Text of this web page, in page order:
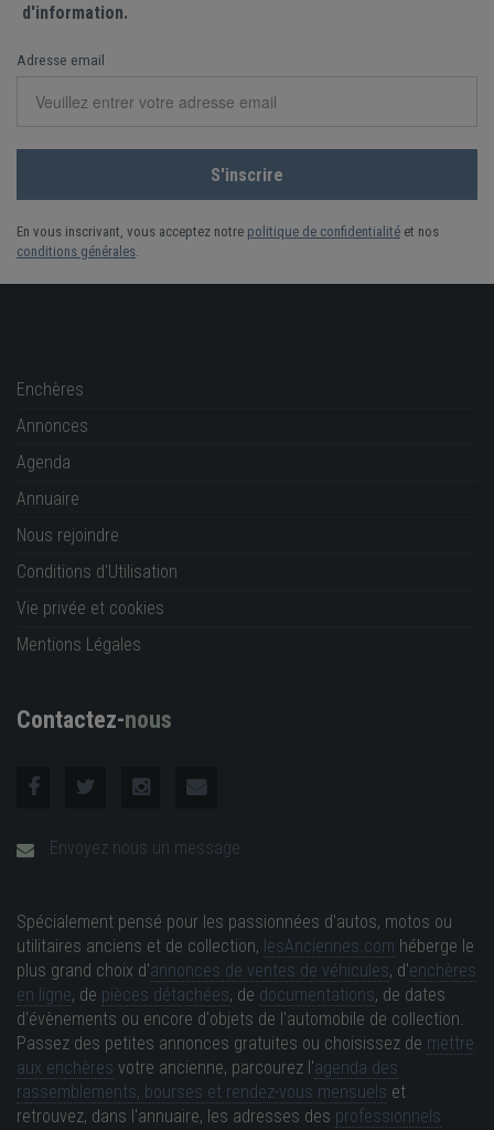
d'information.
Adresse email
En vous inscrivant, vous acceptez notre politique de confidentialité et nos
conditions générales
Enchères
Annonces
Agenda
Annuaire
Nous rejoindre
Conditions d'Utilisation
Vie privée et cookies
Mentions Légales
Contactez-nous
Envoyez nous un message
Spécialement pensé pour les passionnées d'autos, motos ou
utilitaires anciens et de collection, lesAnciennes.com héberge le
plus grand choix d'annonces de ventes de véhicules, d'enchères
en ligne, de pièces détachées, de documentations, de dates
d'évènements ou encore d'objets de l'automobile de collection.
Passez des petites annonces gratuites ou choisissez de mettre
aux enchères votre ancienne, parcourez l'agenda des
rassemblements, bourses et rendez-vous mensuels et
retrouvez, dans l'annuaire, les adresses des professionnels